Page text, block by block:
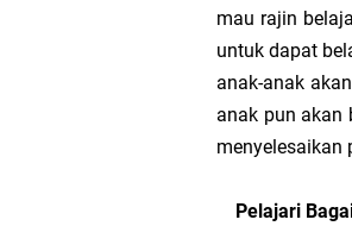
mau rajin
untuk dapat
anak-anak
anak pun akan
menyelesaikan
Pelajari